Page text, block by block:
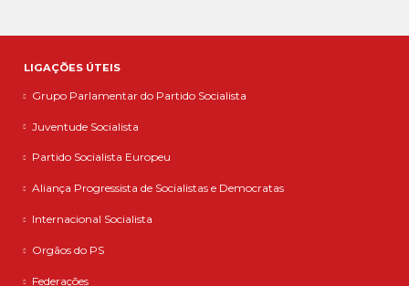
LIGAÇÕES ÚTEIS
Grupo Parlamentar do Partido Socialista
Juventude Socialista
Partido Socialista Europeu
Aliança Progressista de Socialistas e Democratas
Internacional Socialista
Orgãos do PS
Federações